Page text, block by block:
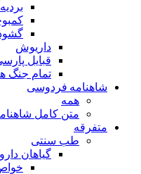
داریوش
قبایل
تمام جنگ
شاهنامه فردوسی
همه
متن کامل
متفرقه
طب سنتی
گیاهان